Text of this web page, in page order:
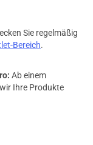
Sie regelmäßig
Bereich.
Ab einem
Ihre Produkte